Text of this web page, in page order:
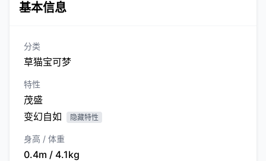
基本信息
分类
草猫宝可梦
特性
茂盛
变幻自如
隐藏特性
身高 / 体重
0.4m / 4.1kg